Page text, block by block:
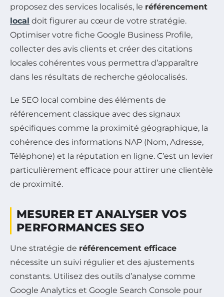
proposez des services localisés, le référencement
local doit figurer au cœur de votre stratégie.
Optimiser votre fiche Google Business Profile,
collecter des avis clients et créer des citations
locales cohérentes vous permettra d’apparaître
dans les résultats de recherche géolocalisés.
Le SEO local combine des éléments de
référencement classique avec des signaux
spécifiques comme la proximité géographique, la
cohérence des informations NAP (Nom, Adresse,
Téléphone) et la réputation en ligne. C’est un levier
particulièrement efficace pour attirer une clientèle
de proximité.
MESURER ET ANALYSER VOS
PERFORMANCES SEO
Une stratégie de référencement efficace
nécessite un suivi régulier et des ajustements
constants. Utilisez des outils d’analyse comme
Google Analytics et Google Search Console pour